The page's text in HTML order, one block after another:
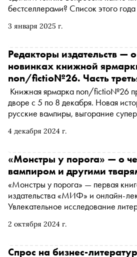
3 января 2025 г.
бестселлерами? Список этого
4 декабря 2024 г.
Редакторы издательств —
новинках книжной
non/fictio№26. Часть
Книжная ярмарка non/fictio№26
дворе с 5 по 8 декабря. Новая
русские вампиры, выгорание
сотрудниками российских
2 октября 2024 г.
«Монстры у порога» — о
вампиром и другими
«Монстры у порога» — первая
издательства «МИФ» и онлайн-
Увлекательное исследование
предлагает читателю заглянуть в
тогда фантазия писателей
Спрос на бизнес-